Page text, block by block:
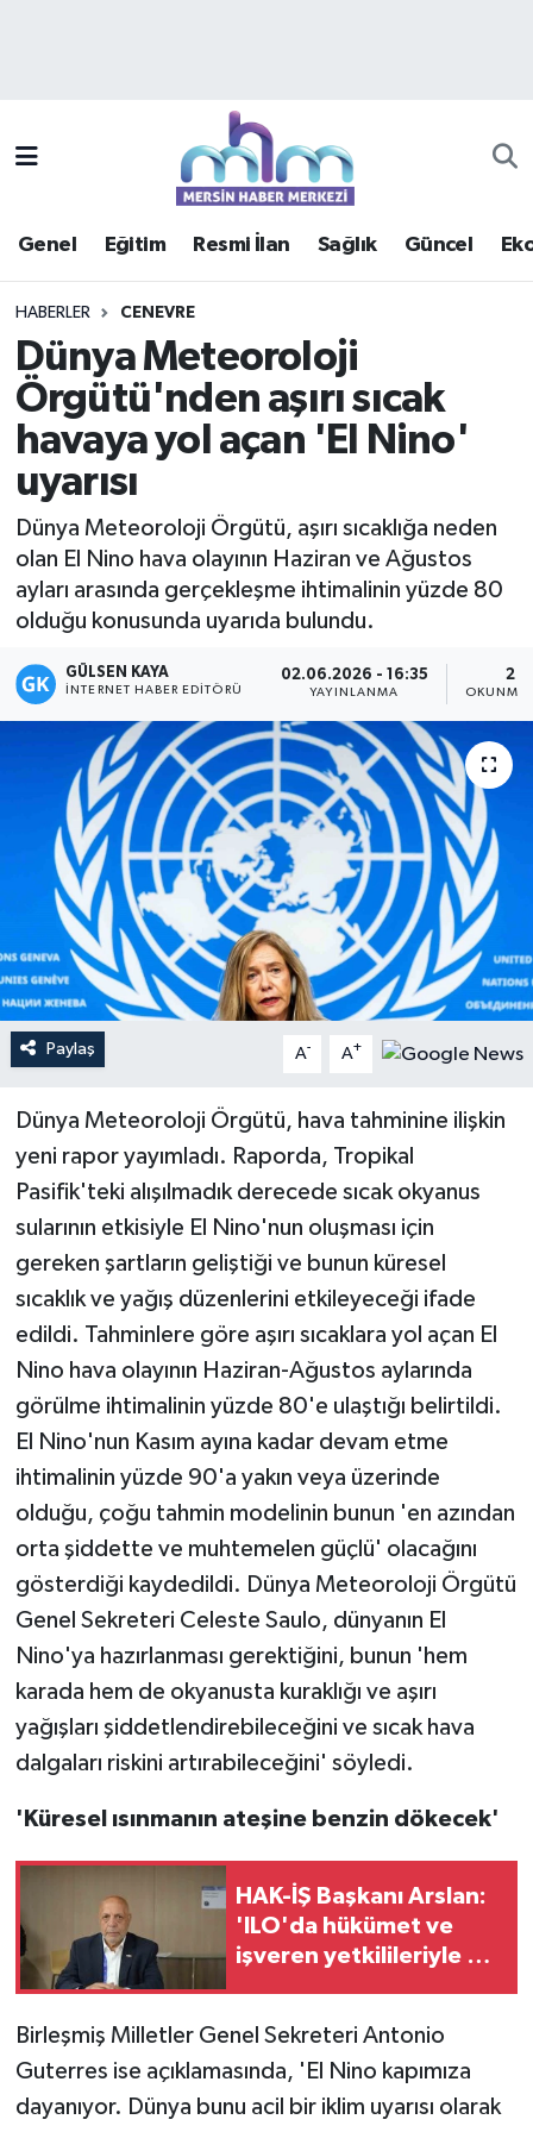
Genel Eğitim Resmi İlan Sağlık Güncel
HABERLER CENEVRE
Dünya Meteoroloji
Örgütü'nden aşırı sıcak
havaya yol açan 'El Nino'
uyarısı
Dünya Meteoroloji Örgütü, aşırı sıcaklığa neden
olan El Nino hava olayının Haziran ve Ağustos
ayları arasında gerçekleşme ihtimalinin yüzde 80
olduğu konusunda uyarıda bulundu.
GÜLSEN KAYA
İNTERNET HABER EDITÖRÜ
02.06.2026 - 16:35
YAYINLANMA
2
OKUNMA
Paylaş A- A+
Dünya Meteoroloji Örgütü, hava tahminine ilişkin
yeni rapor yayımladı. Raporda, Tropikal
Pasifik'teki alışılmadık derecede sıcak okyanus
sularının etkisiyle El Nino'nun oluşması için
gereken şartların geliştiği ve bunun küresel
sıcaklık ve yağış düzenlerini etkileyeceği ifade
edildi. Tahminlere göre aşırı sıcaklara yol açan El
Nino hava olayının Haziran-Ağustos aylarında
görülme ihtimalinin yüzde 80'e ulaştığı belirtildi.
El Nino'nun Kasım ayına kadar devam etme
ihtimalinin yüzde 90'a yakın veya üzerinde
olduğu, çoğu tahmin modelinin bunun 'en azından
orta şiddette ve muhtemelen güçlü' olacağını
gösterdiği kaydedildi. Dünya Meteoroloji Örgütü
Genel Sekreteri Celeste Saulo, dünyanın El
Nino'ya hazırlanması gerektiğini, bunun 'hem
karada hem de okyanusta kuraklığı ve aşırı
yağışları şiddetlendirebileceğini ve sıcak hava
dalgaları riskini artırabileceğini' söyledi.
'Küresel ısınmanın ateşine benzin dökecek'
HAK-İŞ Başkanı Arslan:
'ILO'da hükümet ve
işveren yetkilileriyle bir
Birleşmiş Milletler Genel Sekreteri Antonio
Guterres ise açıklamasında, 'El Nino kapımıza
dayanıyor. Dünya bunu acil bir iklim uyarısı olarak
Güncel
Haberde insan
Kültür - Sanat
Mersin
Mersin Tarihi
Özel Haber
Politika
Resmi İlan
Sağlık
Spor
Sürmanşet
Teknoloji
Yaşam
Mersin Trafik Yoğunluk Haritası
Süper Lig Puan Durumu ve Fikstür
Haber Arşivi